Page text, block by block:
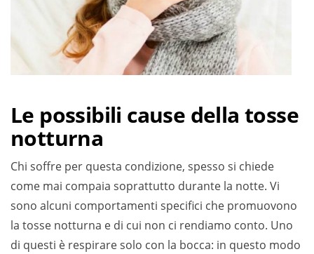
Le possibili cause della tosse
notturna
Chi soffre per questa condizione, spesso si chiede
come mai compaia soprattutto durante la notte. Vi
sono alcuni comportamenti specifici che promuovono
la tosse notturna e di cui non ci rendiamo conto. Uno
di questi è respirare solo con la bocca: in questo modo